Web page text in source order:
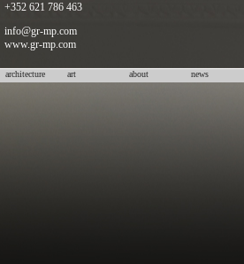
+352 621 786 463
info@gr-mp.com
www.gr-mp.com
architecture art about news